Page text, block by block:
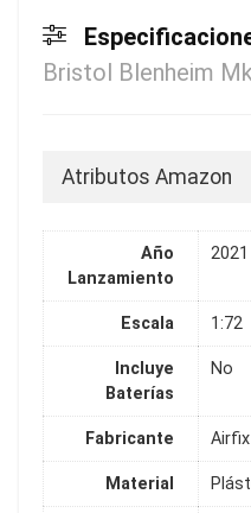
Bristol Blenheim
Atributos Amazon
Año
Lanzamiento
2021
Escala 1:72
Incluye
Baterías
No
Fabricante Airfix
Material